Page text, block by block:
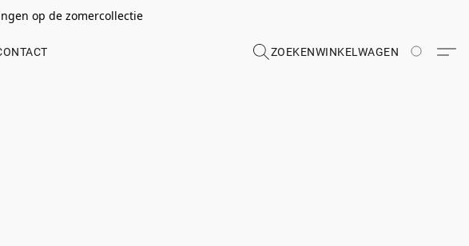
op de zomercollectie
ZOEKENWINKELWAGEN